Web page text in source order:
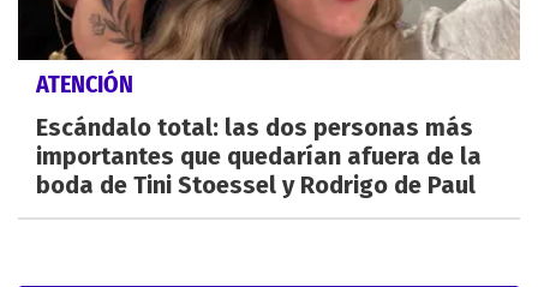
ATENCIÓN
Escándalo total: las dos personas más
importantes que quedarían afuera de la
boda de Tini Stoessel y Rodrigo de Paul